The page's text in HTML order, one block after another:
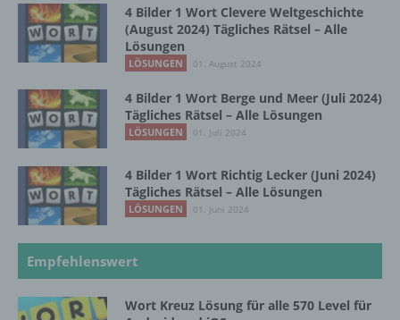
4 Bilder 1 Wort Clevere Weltgeschichte
(August 2024) Tägliches Rätsel – Alle
Lösungen
LÖSUNGEN 01. August 2024
4 Bilder 1 Wort Berge und Meer (Juli 2024)
Tägliches Rätsel – Alle Lösungen
LÖSUNGEN 01. Juli 2024
4 Bilder 1 Wort Richtig Lecker (Juni 2024)
Tägliches Rätsel – Alle Lösungen
LÖSUNGEN 01. Juni 2024
Empfehlenswert
Wort Kreuz Lösung für alle 570 Level für
auf Ihrem Computer oder mobilen Gerät
abspeichert. Cookies sind Textdateien, welche
über einen Internetbrowser auf einem
Computersystem abgelegt und gespeichert
LocalStorage und SessionStorage durch
entsprechende Einstellung in Ihrem Browser
verhindern.
Zahlreiche Internetseiten und Server verwenden
Cookies. Viele Cookies enthalten eine sogenannte
Cookie-ID. Eine Cookie-ID ist eine eindeutige
Kennung des Cookies. Sie besteht aus einer
Zeichenfolge, durch welche Internetseiten und
Server dem konkreten Internetbrowser zugeordnet
werden können, in dem das Cookie gespeichert
wurde. Dies ermöglicht es den besuchten
Internetseiten und Servern, den individuellen